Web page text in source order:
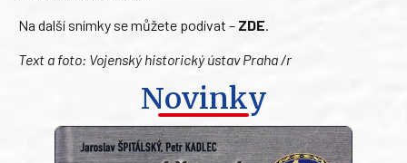
Na další snímky se můžete podívat – ZDE.
Text a foto: Vojenský historický ústavPraha /r
Novinky